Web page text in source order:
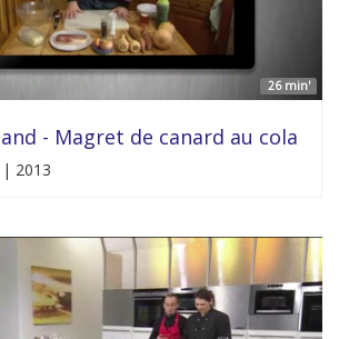
26 min'
- Magret de canard au cola
2013